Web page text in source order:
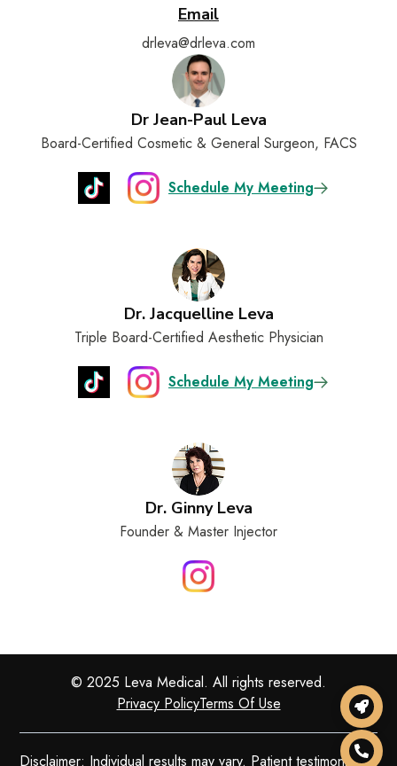
Email
drleva@drleva.com
Dr Jean-Paul Leva
Board-Certified Cosmetic & General Surgeon, FACS
Schedule My Meeting
Dr. Jacquelline Leva
Triple Board-Certified Aesthetic Physician
Schedule My Meeting
Dr. Ginny Leva
Founder & Master Injector
© 2025 Leva Medical. All rights reserved.
Privacy PolicyTerms Of Use
Disclaimer: Individual results may vary. Patient testimonials